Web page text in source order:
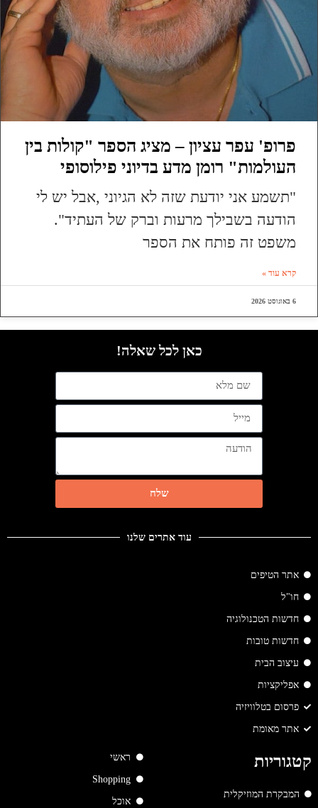
פרופ' עפר עציון – מציג הספר "קולות בין
העולמות" רומן מדע בדיוני פילוסופי
"תשמע אני יודעת שזה לא הגיוני ,אבל יש לי
הודעה בשבילך מרעות וברק של העתיד".
משפט זה פותח את הספר
קרא עוד »
6 באוגוסט 2026
ראשי
Shopping
אוכל
קטגוריות
המבקרת המוזיקלית
עוד אתרים שלנו
אתר הטיפים
חו"ל
חדשות הטכנולוגיה
חדשות טובות
עיצוב הבית
אפליקציות
פרסום בטלוויזיה
אתר מאומת
כאן לכל שאלה!
שלח